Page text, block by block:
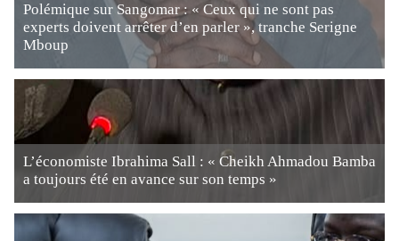
Polémique sur Sangomar : « Ceux qui ne sont pas
experts doivent arrêter d’en parler », tranche Serigne
Mboup
L’économiste Ibrahima Sall : « Cheikh Ahmadou Bamba
a toujours été en avance sur son temps »